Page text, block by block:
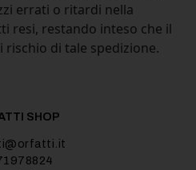
errati o ritardi nella
resi, restando inteso che il
rischio di tale spedizione.
SHOP